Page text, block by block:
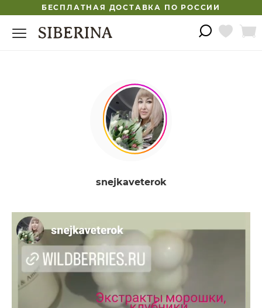
БЕСПЛАТНАЯ ДОСТАВКА ПО РОССИИ
snejkaveterok